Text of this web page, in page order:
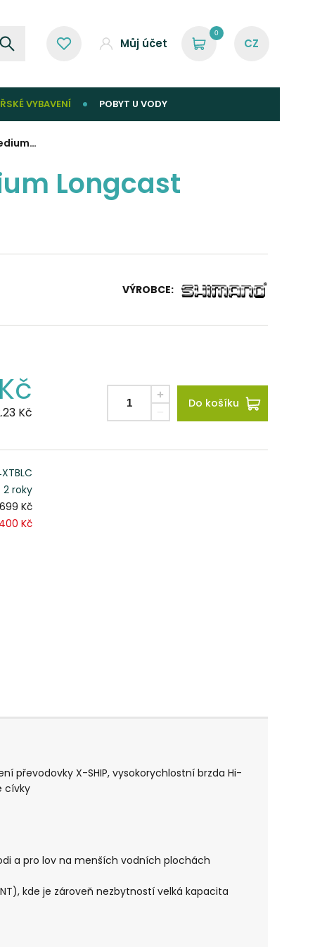
Můj účet
0
VYBAVENÍ POBYT U VODY
Longcast
VÝROBCE:
Kč
Kč
Do košíku
2 roky
Kč
Kč
převodovky X-SHIP, vysokorychlostní brzda Hi-
cívky
a pro lov na menších vodních plochách
kde je zároveň nezbytností velká kapacita